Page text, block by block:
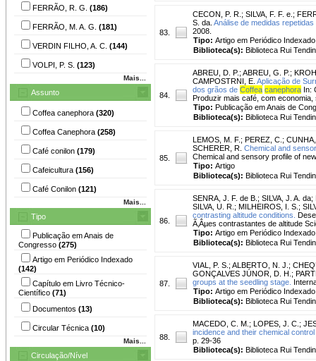
FERRÃO, R. G. (186)
FERRÃO, M. A. G. (181)
VERDIN FILHO, A. C. (144)
VOLPI, P. S. (123)
Mais...
Assunto
Coffea canephora (320)
Coffea Canephora (258)
Café conilon (179)
Cafeicultura (156)
Café Conilon (121)
Mais...
Tipo
Publicação em Anais de
Congresso (275)
Artigo em Periódico Indexado
(142)
Capítulo em Livro Técnico-
Científico (71)
Documentos (13)
Circular Técnica (10)
Mais...
Circulação/Nível
83.
CECON, P. R. ; SILVA, F. F. e. ;
S. da. Análise de medidas
2008.
Tipo: Artigo em Periódico Indexado
Biblioteca(s): Biblioteca Rui
84.
ABREU, D. P. ; ABREU, G. P. ;
CAMPOSTRNI, E. Aplicação de
dos grãos de Coffea canephora In:
Produzir mais café, com
Tipo: Publicação em Anais de
Biblioteca(s): Biblioteca Rui
85.
LEMOS, M. F. ; PEREZ, C. ;
SCHERER, R. Chemical and
Chemical and sensory profile of
Tipo: Artigo
Biblioteca(s): Biblioteca Rui
86.
SENRA, J. F. de B. ; SILVA, J. A. da;
SILVA, U. R. ; MILHEIROS, I. S. ;
contrasting altitude conditions.
Ã‚Âµes contrastantes de altitude
Tipo: Artigo em Periódico Indexado
Biblioteca(s): Biblioteca Rui
87.
VIAL, P. S. ; ALBERTO, N. J. ;
GONÇALVES JÚNOR, D. H. ;
groups at the seedling stage.
Tipo: Artigo em Periódico Indexado
Biblioteca(s): Biblioteca Rui
88.
MACEDO, C. M. ; LOPES, J. C. ;
incidence and their chemical
p. 29-36
Biblioteca(s): Biblioteca Rui